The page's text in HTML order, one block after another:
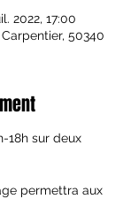
2022, 17:00
50340
18h sur deux
permettra aux